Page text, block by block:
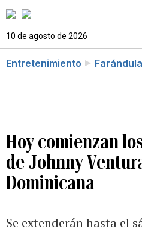
10 de agosto de 2026
Entretenimiento Farándula
Hoy comienzan
de Johnny
Dominicana
Se extenderán hasta el